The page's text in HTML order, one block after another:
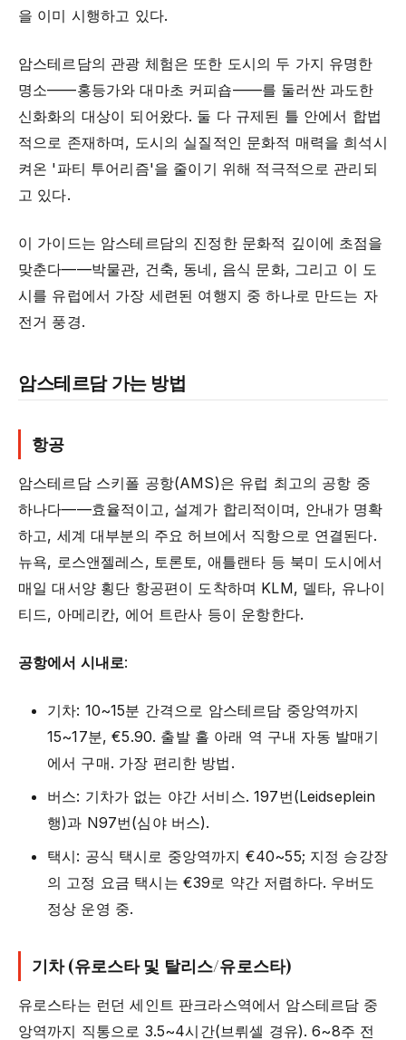
을 이미 시행하고 있다.
암스테르담의 관광 체험은 또한 도시의 두 가지 유명한
명소——홍등가와 대마초 커피숍——를 둘러싼 과도한
신화화의 대상이 되어왔다. 둘 다 규제된 틀 안에서 합법
적으로 존재하며, 도시의 실질적인 문화적 매력을 희석시
켜온 '파티 투어리즘'을 줄이기 위해 적극적으로 관리되
고 있다.
이 가이드는 암스테르담의 진정한 문화적 깊이에 초점을
맞춘다——박물관, 건축, 동네, 음식 문화, 그리고 이 도
시를 유럽에서 가장 세련된 여행지 중 하나로 만드는 자
전거 풍경.
암스테르담 가는 방법
항공
암스테르담 스키폴 공항(AMS)은 유럽 최고의 공항 중
하나다——효율적이고, 설계가 합리적이며, 안내가 명확
하고, 세계 대부분의 주요 허브에서 직항으로 연결된다.
뉴욕, 로스앤젤레스, 토론토, 애틀랜타 등 북미 도시에서
매일 대서양 횡단 항공편이 도착하며 KLM, 델타, 유나이
티드, 아메리칸, 에어 트란사 등이 운항한다.
공항에서 시내로:
기차: 10~15분 간격으로 암스테르담 중앙역까지
15~17분, €5.90. 출발 홀 아래 역 구내 자동 발매기
에서 구매. 가장 편리한 방법.
버스: 기차가 없는 야간 서비스. 197번(Leidseplein
행)과 N97번(심야 버스).
택시: 공식 택시로 중앙역까지 €40~55; 지정 승강장
의 고정 요금 택시는 €39로 약간 저렴하다. 우버도
정상 운영 중.
기차 (유로스타 및 탈리스/유로스타)
유로스타는 런던 세인트 판크라스역에서 암스테르담 중
앙역까지 직통으로 3.5~4시간(브뤼셀 경유). 6~8주 전